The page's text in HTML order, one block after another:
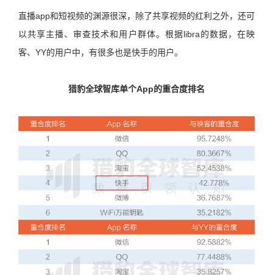
直播app和短视频的渊源很深，除了共享视频的红利之外，还可
以共享主播、审查技术和用户群体。根据libra的数据，在映
客、YY的用户中，有很多也是快手的用户。
猎豹全球智库单个App的重合度排名